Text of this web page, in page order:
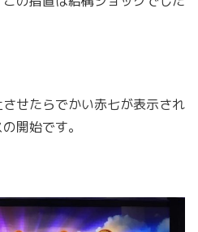
せたらでかい赤七が表示され
開始です。